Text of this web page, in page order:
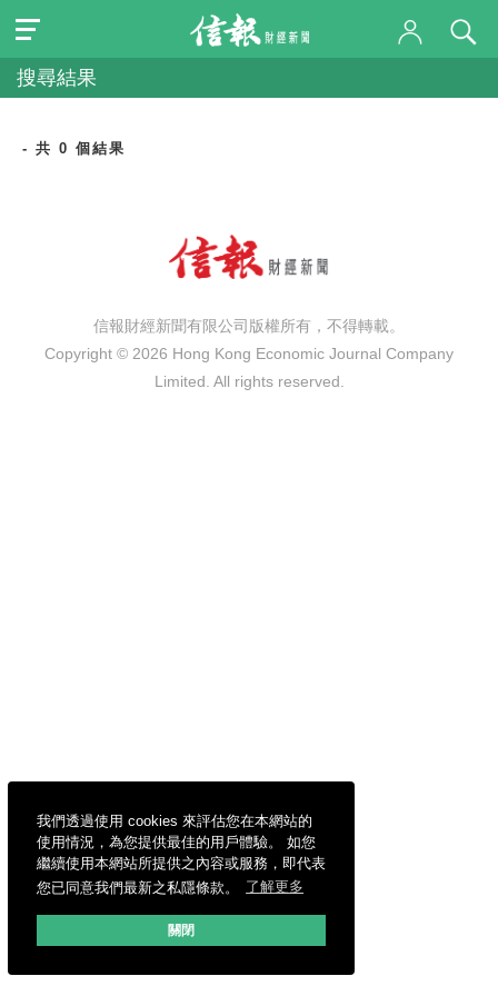
我們透過使用 cookies 來評估您在本網站的
使用情況，為您提供最佳的用戶體驗。 如您
繼續使用本網站所提供之內容或服務，即代表
您已同意我們最新之私隱條款。
了解更多
關閉
搜尋結果
- 共 0 個結果
信報財經新聞有限公司版權所有，不得轉載。
Copyright © 2026 Hong Kong Economic Journal Company
Limited. All rights reserved.